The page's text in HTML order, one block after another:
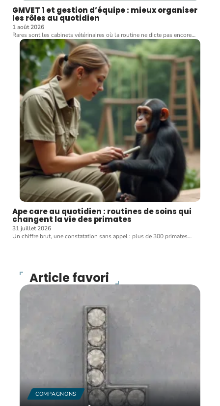
GMVET 1 et gestion d’équipe : mieux organiser
les rôles au quotidien
1 août 2026
Rares sont les cabinets vétérinaires où la routine ne dicte pas encore…
Ape care au quotidien : routines de soins qui
changent la vie des primates
31 juillet 2026
Un chiffre brut, une constatation sans appel : plus de 300 primates…
Article favori
COMPAGNONS